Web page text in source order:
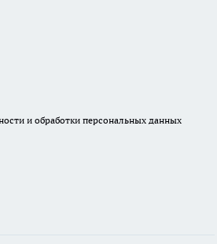
и обработки персональных данных